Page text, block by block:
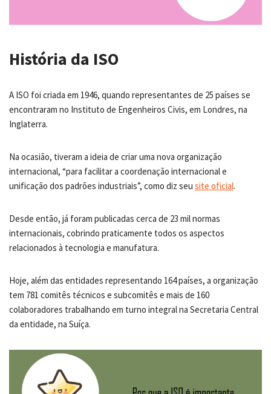
História da ISO
A ISO foi criada em 1946, quando representantes de 25 países se
encontraram no Instituto de Engenheiros Civis, em Londres, na
Inglaterra.
Na ocasião, tiveram a ideia de criar uma nova organização
internacional, “para facilitar a coordenação internacional e
unificação dos padrões industriais”, como diz seu site oficial.
Desde então, já foram publicadas cerca de 23 mil normas
internacionais, cobrindo praticamente todos os aspectos
relacionados à tecnologia e manufatura.
Hoje, além das entidades representando 164 países, a organização
tem 781 comitês técnicos e subcomitês e mais de 160
colaboradores trabalhando em turno integral na Secretaria Central
da entidade, na Suíça.